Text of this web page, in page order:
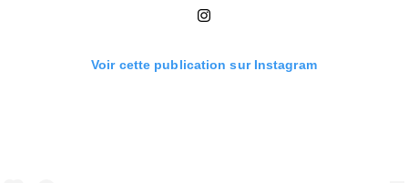
Voir cette publication sur Instagram